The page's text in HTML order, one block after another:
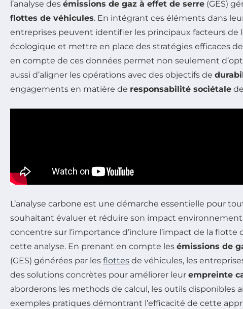
l’analyse des émissions de gaz à effet de serre (GES)
flottes de véhicules. En intégrant ces éléments dans
entreprises peuvent identifier les principaux facteurs de
écologique et mettre en place des stratégies efficaces
en compte de ces données permet non seulement
aussi d’aligner les opérations avec des objectifs de
engagements en matière de responsabilité sociétale
L’analyse carbone est une démarche essentielle pour
souhaitant évaluer et réduire son impact
concentre sur l’importance d’inclure l’impact de la flotte
cette analyse. En prenant en compte les émissions de
(GES) générées par les flottes de véhicules, les
des solutions concrètes pour améliorer leur empreinte
aborderons les methods de calcul, les outils disponibles
exemples pratiques démontrant l’efficacité de cette